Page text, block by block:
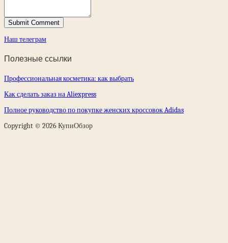
Наш телеграм
Полезные ссылки
Профессиональная косметика: как выбрать
Как сделать заказ на Aliexpress
Полное руководство по покупке женских кроссовок Adidas
Copyright © 2026 КупиОбзор